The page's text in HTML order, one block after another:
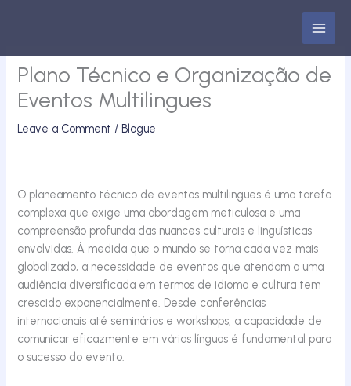
Plano Técnico e Organização de
Eventos Multilingues
Leave a Comment / Blogue
O planeamento técnico de eventos multilingues é uma tarefa
complexa que exige uma abordagem meticulosa e uma
compreensão profunda das nuances culturais e linguísticas
envolvidas. À medida que o mundo se torna cada vez mais
globalizado, a necessidade de eventos que atendam a uma
audiência diversificada em termos de idioma e cultura tem
crescido exponencialmente. Desde conferências
internacionais até seminários e workshops, a capacidade de
comunicar eficazmente em várias línguas é fundamental para
o sucesso do evento.